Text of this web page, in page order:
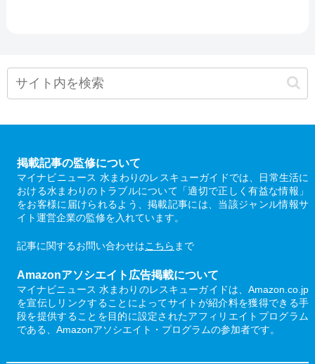
掲載記事の監修について
マイナビニュース 水まわりのレスキューガイドでは、日常生活に
おける水まわりのトラブルについて「適切で正しく有益な情報」
をお客様に届けられるよう、掲載記事には、当該ジャンル情報サ
イト運営企業の監修を入れています。
記事に関するお問い合わせはこちら まで
Amazonアソシエイト広告掲載について
マイナビニュース 水まわりのレスキューガイドは、Amazon.co.jp
を宣伝しリンクすることによってサイトが紹介料を獲得できる手
段を提供することを目的に設定されたアフィリエイトプログラム
である、Amazonアソシエイト・プログラムの参加者です。